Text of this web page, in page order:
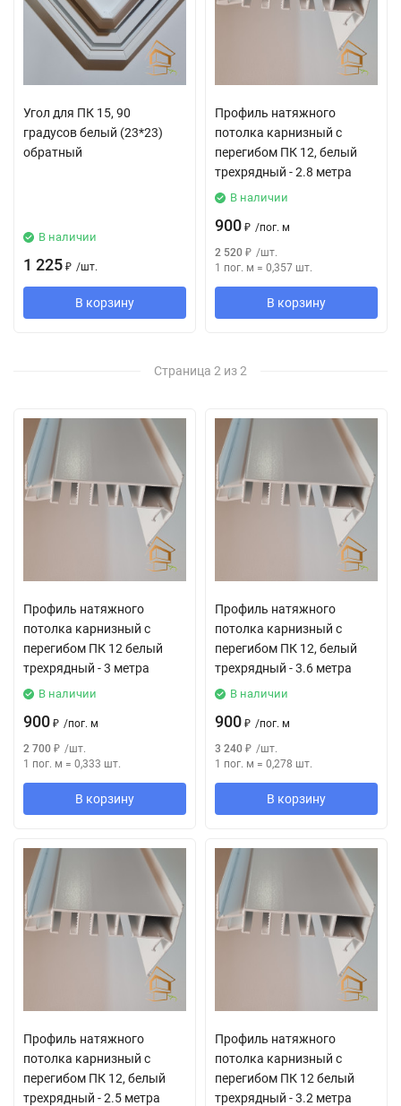
Угол для ПК 15, 90
градусов белый (23*23)
обратный
В наличии
1 225 ₽ /шт.
В корзину
Профиль натяжного
потолка карнизный с
перегибом ПК 12, белый
трехрядный - 2.8 метра
В наличии
900 ₽ /пог. м
2 520 ₽ /шт.
1 пог. м = 0,357 шт.
В корзину
Страница 2 из 2
Профиль натяжного
потолка карнизный с
перегибом ПК 12 белый
трехрядный - 3 метра
В наличии
900 ₽ /пог. м
2 700 ₽ /шт.
1 пог. м = 0,333 шт.
В корзину
Профиль натяжного
потолка карнизный с
перегибом ПК 12, белый
трехрядный - 3.6 метра
В наличии
900 ₽ /пог. м
3 240 ₽ /шт.
1 пог. м = 0,278 шт.
В корзину
Профиль натяжного
потолка карнизный с
перегибом ПК 12, белый
трехрядный - 2.5 метра
Профиль натяжного
потолка карнизный с
перегибом ПК 12 белый
трехрядный - 3.2 метра